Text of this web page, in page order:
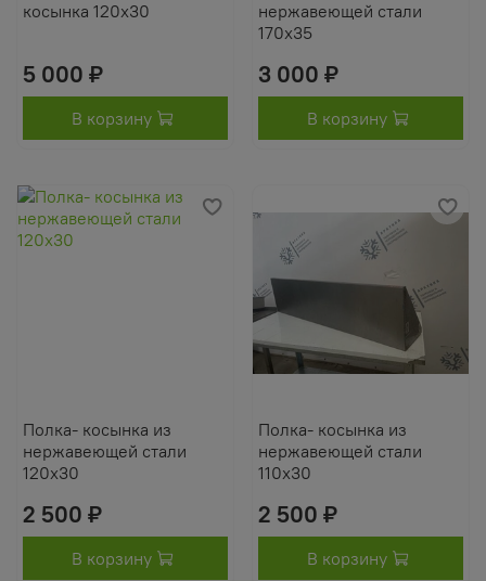
косынка 120х30
5 000 ₽
В корзину
нержавеющей стали
170х35
3 000 ₽
В корзину
Полка- косынка из
нержавеющей стали
120х30
2 500 ₽
В корзину
Полка- косынка из
нержавеющей стали
110х30
2 500 ₽
В корзину